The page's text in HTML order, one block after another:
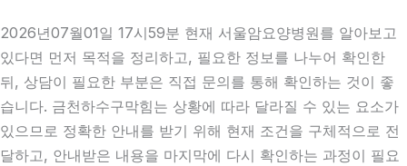
2026년07월01일 17시59분 현재 서울암요양병원를 알아보고
있다면 먼저 목적을 정리하고, 필요한 정보를 나누어 확인한
뒤, 상담이 필요한 부분은 직접 문의를 통해 확인하는 것이 좋
습니다. 금천하수구막힘는 상황에 따라 달라질 수 있는 요소가
있으므로 정확한 안내를 받기 위해 현재 조건을 구체적으로 전
달하고, 안내받은 내용을 마지막에 다시 확인하는 과정이 필요